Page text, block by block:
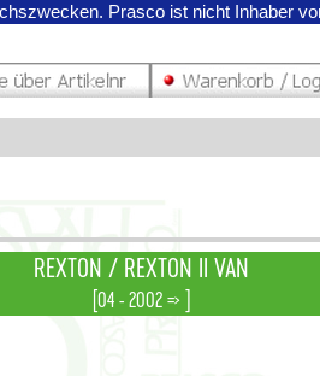
Prasco ist nicht Inhaber
REXTON / REXTON II VAN
[04 - 2002 => ]